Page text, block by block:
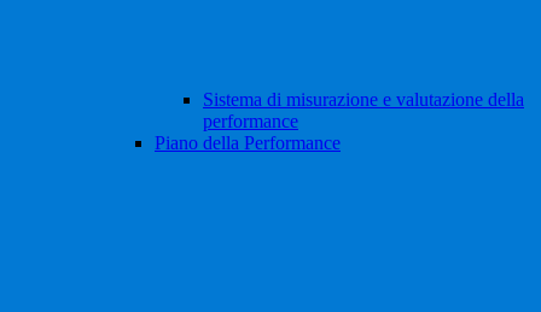
Sistema di misurazione e valutazione della
performance
Piano della Performance